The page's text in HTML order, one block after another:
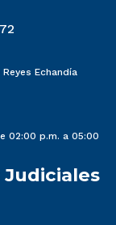
Echandía
02:00 p.m. a 05:00
Judiciales